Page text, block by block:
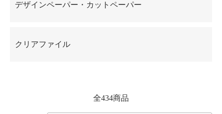
デザインペーパー・カットペーパー
クリアファイル
全434商品